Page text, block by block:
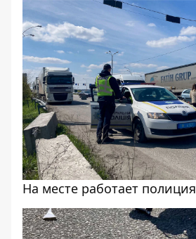
На месте работает полиция